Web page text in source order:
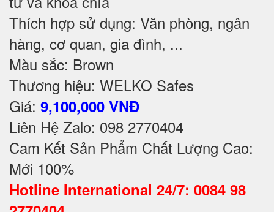
Thích hợp sử dụng: Văn phòng, ngân
hàng, cơ quan, gia đình, ...
Màu sắc: Brown
Thương hiệu: WELKO Safes
Giá: 9,100,000 VNĐ
Liên Hệ Zalo: 098 2770404
Cam Kết Sản Phẩm Chất Lượng Cao:
Mới 100%
Hotline International 24/7: 0084 98